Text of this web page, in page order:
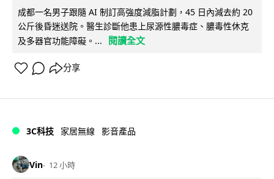
成都一名男子跟隨 AI 制訂高強度減脂計劃，45 日內減去約 20
公斤後昏迷送院。醫生診斷他患上尿源性膿毒症、膿毒性休克
及多器官功能障礙。...
閱讀全文
分享
3C科技 家居無線 影音產品
Vin 12 小時